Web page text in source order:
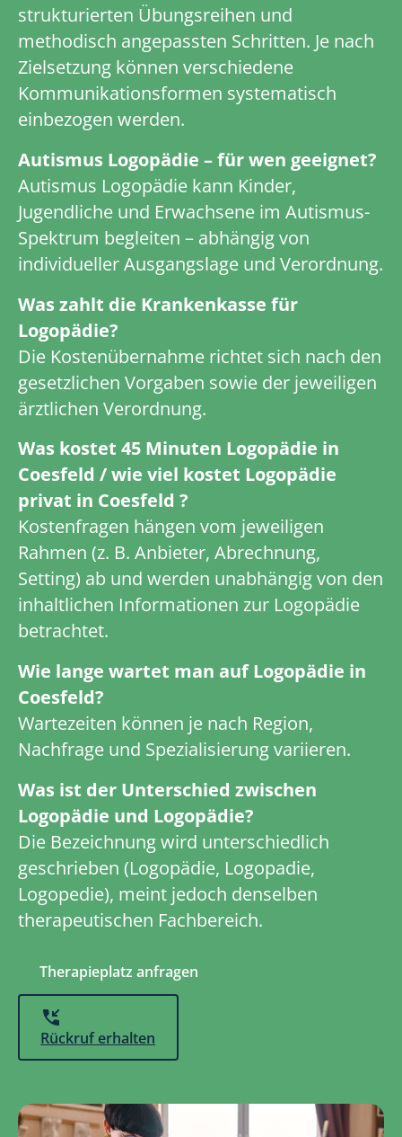
strukturierten Übungsreihen und
methodisch angepassten Schritten. Je nach
Zielsetzung können verschiedene
Kommunikationsformen systematisch
einbezogen werden.
Autismus Logopädie – für wen geeignet?
Autismus Logopädie kann Kinder,
Jugendliche und Erwachsene im Autismus-
Spektrum begleiten – abhängig von
individueller Ausgangslage und Verordnung.
Was zahlt die Krankenkasse für
Logopädie?
Die Kostenübernahme richtet sich nach den
gesetzlichen Vorgaben sowie der jeweiligen
ärztlichen Verordnung.
Was kostet 45 Minuten Logopädie in
Coesfeld / wie viel kostet Logopädie
privat in Coesfeld ?
Kostenfragen hängen vom jeweiligen
Rahmen (z. B. Anbieter, Abrechnung,
Setting) ab und werden unabhängig von den
inhaltlichen Informationen zur Logopädie
betrachtet.
Wie lange wartet man auf Logopädie in
Coesfeld?
Wartezeiten können je nach Region,
Nachfrage und Spezialisierung variieren.
Was ist der Unterschied zwischen
Logopädie und Logopädie?
Die Bezeichnung wird unterschiedlich
geschrieben (Logopädie, Logopadie,
Logopedie), meint jedoch denselben
therapeutischen Fachbereich.
Therapieplatz anfragen
Rückruf erhalten